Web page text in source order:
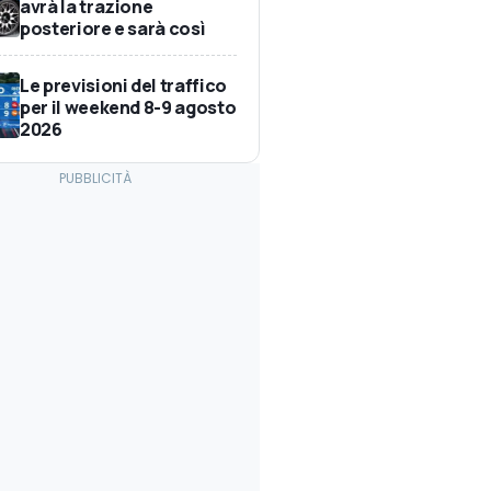
avrà la trazione
posteriore e sarà così
Le previsioni del traffico
per il weekend 8-9 agosto
2026